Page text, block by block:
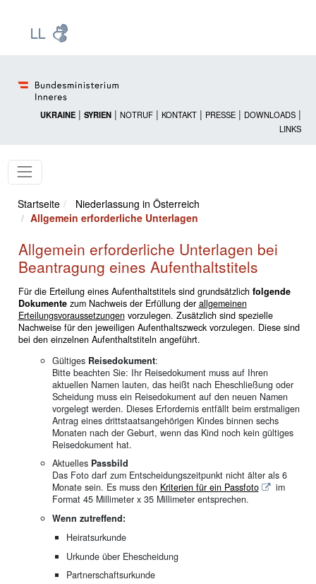
UKRAINE | SYRIEN | NOTRUF | KONTAKT | PRESSE | DOWNLOADS |
LINKS
Startseite
Niederlassung in Österreich
Allgemein erforderliche Unterlagen
Allgemein erforderliche Unterlagen bei
Beantragung eines Aufenthaltstitels
Für die Erteilung eines Aufenthaltstitels sind grundsätzlich folgende
Dokumentezum Nachweis der Erfüllung der allgemeinen
Erteilungsvoraussetzungenvorzulegen. Zusätzlich sind spezielle
Nachweise für den jeweiligen Aufenthaltszweck vorzulegen. Diese sind
bei den einzelnen Aufenthaltstiteln angeführt.
Gültiges Reisedokument:
Bitte beachten Sie: Ihr Reisedokument muss auf Ihren
aktuellen Namen lauten, das heißt nach Eheschließung oder
Scheidung muss ein Reisedokument auf den neuen Namen
vorgelegt werden. Dieses Erfordernis entfällt beim erstmaligen
Antrag eines drittstaatsangehörigen Kindes binnen sechs
Monaten nach der Geburt, wenn das Kind noch kein gültiges
Reisedokument hat.
Aktuelles Passbild
Das Foto darf zum Entscheidungszeitpunkt nicht älter als 6
Monate sein. Es muss den Kriterien für ein Passfoto
im
Format 45 Millimeter x 35 Millimeter entsprechen.
Wenn zutreffend:
Heiratsurkunde
Urkunde über Ehescheidung
Partnerschaftsurkunde